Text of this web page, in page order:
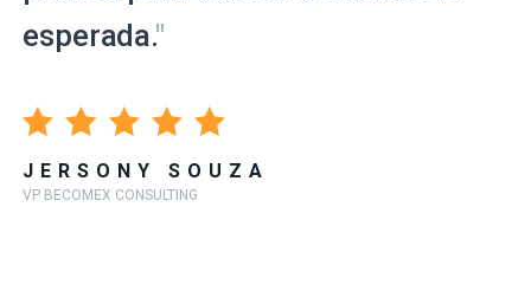
esperada."
JERSONY SOUZA
VP BECOMEX CONSULTING